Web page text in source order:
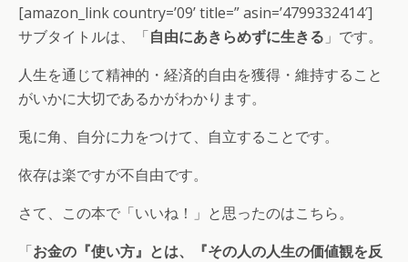
[amazon_link country=’09’ title=” asin=’4799332414′]
サブタイトルは、「自由にあきらめずに生きる 」です。
人生を通じて精神的・経済的自由を獲得・維持すること
がいかに大切であるかがわかります。
兎に角、自分に力をつけて、自立することです。
依存は楽ですが不自由です。
さて、この本で「いいね！」と思ったのはこちら。
「お金の『使い方』とは、『その人の人生の価値観を反